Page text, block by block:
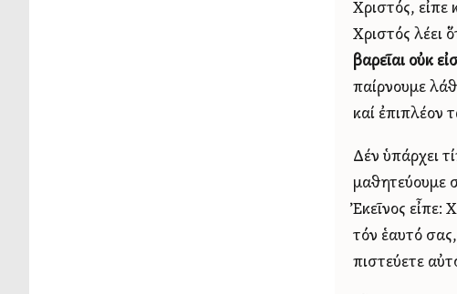
Χριστός, εἶπε
Χριστός λέει
βαρεῖαι οὐκ
παίρνουμε
καί ἐπιπλέον
Δέν ὑπάρχει
μαθητεύουμε
Ἐκεῖνος εἶπε:
τόν ἑαυτό
πιστεύετε